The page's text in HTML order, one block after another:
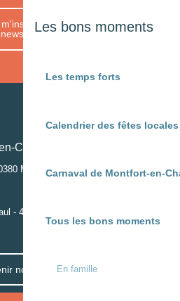
Les bons moments
Les temps forts
Calendrier des fêtes
Carnaval de Montfort-en-
Tous les bons moments
En famille
à la
newsletter
Chalosse
MONTFORT-EN-CHALOSSE
- 40250 MUGRON
nous voir